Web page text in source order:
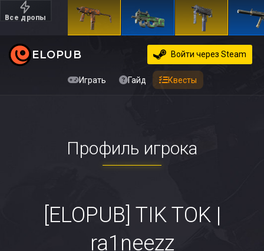
Все дропы
Дорогие
ELOPUB
Играть Гайд Квесты
Войти через Steam
Профиль игрока
[ELOPUB] TIK TOK |
ra1neezz